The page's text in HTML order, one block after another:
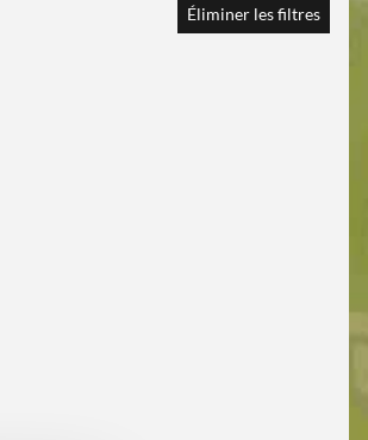
Éliminer les filtres